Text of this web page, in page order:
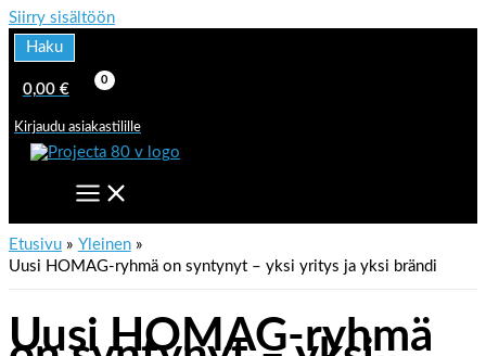
Siirry sisältöön
Haku
0,00 €
Kirjaudu asiakastilille
Etusivu
Yleinen
Uusi HOMAG-ryhmä on syntynyt – yksi yritys ja yksi brändi
Uusi HOMAG-ryhmä